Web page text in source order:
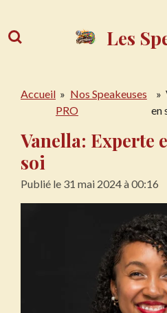
au
contenu
Les
Accueil » Nos Speakeuses
PRO
»
en
Vanella: Experte
soi
Publié le 31 mai 2024 à 00:16